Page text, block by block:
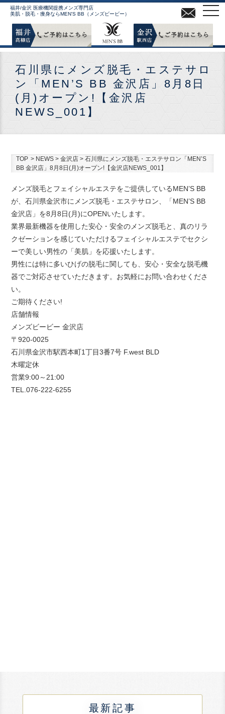
福井/金沢 医療機関提携メンズ専門店
美肌・脱毛・痩身ならMEN'S BB（メンズビービー）
石川県にメンズ脱毛・エステサロ
ン「MEN’S BB 金沢店」8月8日
(月)オープン!【金沢店
NEWS_001】
TOP > NEWS >金沢店 >石川県にメンズ脱毛・エステサロン「MEN’S
BB 金沢店」8月8日(月)オープン!【金沢店NEWS_001】
メンズ脱毛とフェイシャルエステをご提供しているMEN’S BB
が、石川県金沢市にメンズ脱毛・エステサロン、「MEN’S BB
金沢店」を8月8日(月)にOPENいたします。
業界最新機器を使用した安心・安全のメンズ脱毛と、真のリラ
クゼーションを感じていただけるフェイシャルエステでセクシ
ーで美しい男性の「美肌」を応援いたします。
男性には特に多いひげの脱毛に関しても、安心・安全な脱毛機
器でご対応させていただきます。お気軽にお問い合わせくださ
い。
ご期待ください!
店舗情報
メンズビービー 金沢店
〒920-0025
石川県金沢市駅西本町1丁目3番7号 F.west BLD
木曜定休
営業9:00～21:00
TEL.076-222-6255
最新記事